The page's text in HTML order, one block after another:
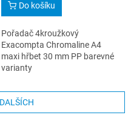
Do košíku
Pořadač 4kroužkový
Exacompta Chromaline A4
maxi hřbet 30 mm PP barevné
varianty